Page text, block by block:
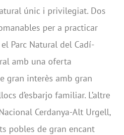
únic i privilegiat. Dos
per a practicar
Parc Natural del Cadí-
amb una oferta
gran interès amb gran
d’esbarjo familiar. L’altre
Cerdanya-Alt Urgell,
pobles de gran encant